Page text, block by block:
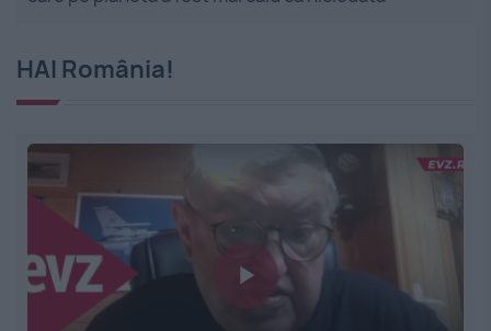
HAI România!